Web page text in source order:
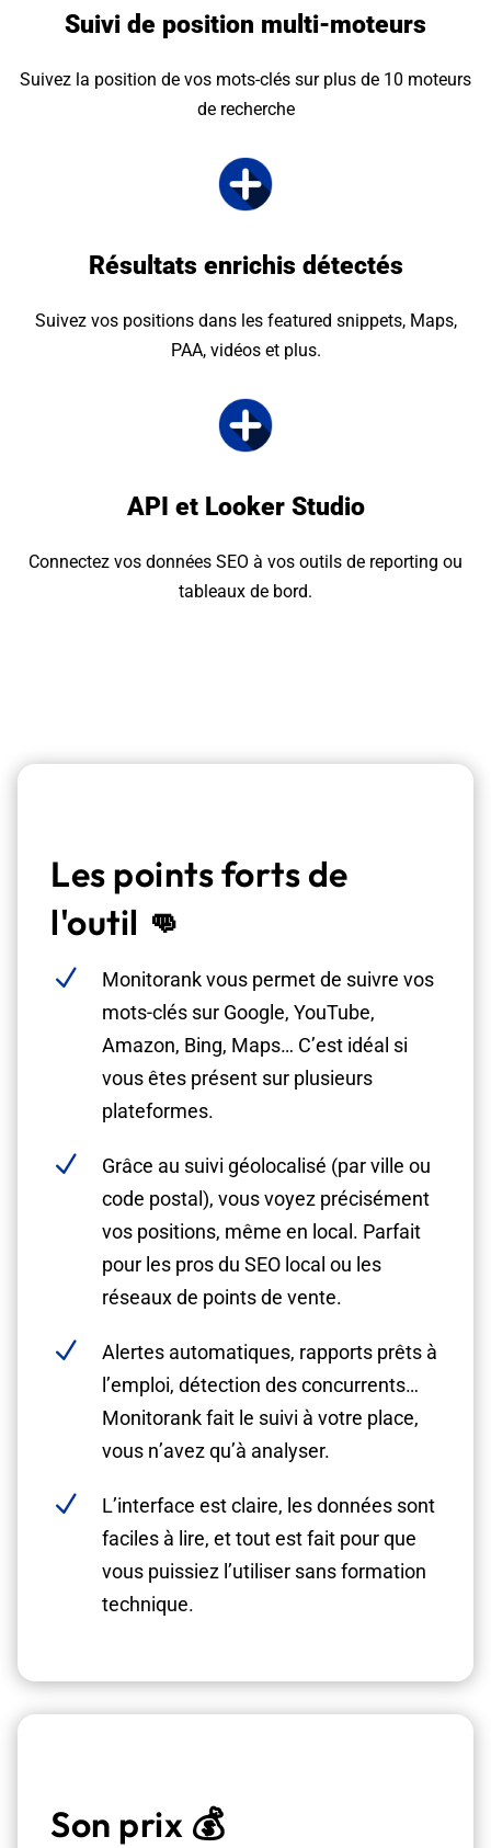
Suivi de position multi-moteurs
Suivez la position de vos mots-clés sur plus de 10 moteurs
de recherche
Résultats enrichis détectés
Suivez vos positions dans les featured snippets, Maps,
PAA, vidéos et plus.
API et Looker Studio
Connectez vos données SEO à vos outils de reporting ou
tableaux de bord.
Les points forts de
l'outil 👊
N
Monitorank vous permet de suivre vos
mots-clés sur Google, YouTube,
Amazon, Bing, Maps… C’est idéal si
vous êtes présent sur plusieurs
plateformes.
N
Grâce au suivi géolocalisé (par ville ou
code postal), vous voyez précisément
vos positions, même en local. Parfait
pour les pros du SEO local ou les
réseaux de points de vente.
N
Alertes automatiques, rapports prêts à
l’emploi, détection des concurrents…
Monitorank fait le suivi à votre place,
vous n’avez qu’à analyser.
N
L’interface est claire, les données sont
faciles à lire, et tout est fait pour que
vous puissiez l’utiliser sans formation
technique.
Son prix 💰